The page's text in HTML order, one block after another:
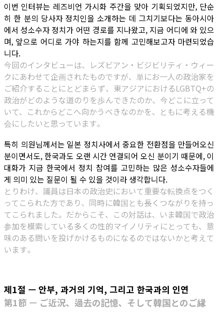
이번 인터뷰는 레즈비언 가시화 주간을 맞아 기획되었지만, 단순
히 한 분의 당사자 정치인을 소개하는 데 그치기보다는 동아시아
에서 성소수자 정치가 어떤 경로를 지나왔고, 지금 어디에 와 있으
며, 앞으로 어디로 가야 하는지를 함께 고민해보고자 마련되었습
니다.
今回のインタビューは、レズビアン・ビジビリティ・ウィー
クにあわせて企画されたものですが、単にお一人の政治家を
ご紹介することにとどまらず、東アジアにおけるLGBTQ+の
政治がどのような道のりを歩んできたのか、今どこに立って
いて、これからどこへ向かうべきなのかを、ともに考える機
会にしたいと思っています。
특히 의원님께서는 일본 정치사에서 중요한 전환점을 만들어오신
분이면서도, 한국과도 오랜 시간 연결되어 오신 분이기 때문에, 이
대화가 지금 한국에서 정치 참여를 고민하는 많은 성소수자들에
게 의미 있는 질문이 될 수 있을 것이라 생각합니다.
とりわけ、議員は日本の政治史において重要な転換点をつく
ってこられた方であり、同時に韓国とも長くつながりを持っ
てこられました。だからこそ、この対話は、いま韓国で政治
参加を模索している多くの性的マイノリティにとっても、意
味のある問いを投げかけるものになるのではないかと考えて
います。
제1절 — 안부, 과거의 기억, 그리고 한국과의 인연
第1節 — ご近況、過去の記憶、そして韓国とのご縁